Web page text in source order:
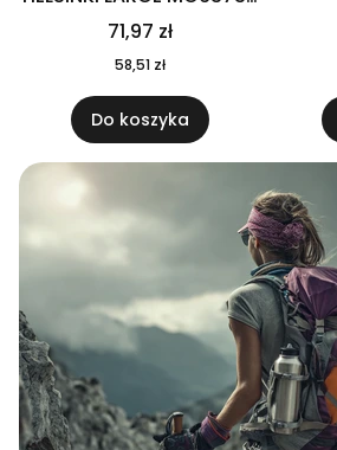
04
71,97 zł
58,51 zł
Do koszyka